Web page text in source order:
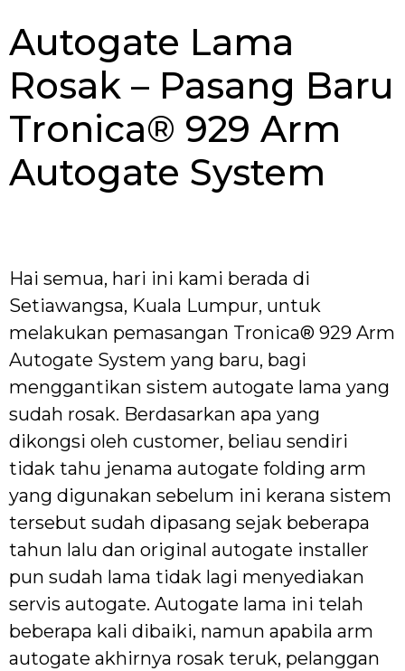
Autogate Lama
Rosak – Pasang Baru
Tronica® 929 Arm
Autogate System
Hai semua, hari ini kami berada di
Setiawangsa, Kuala Lumpur, untuk
melakukan pemasangan Tronica® 929 Arm
Autogate System yang baru, bagi
menggantikan sistem autogate lama yang
sudah rosak. Berdasarkan apa yang
dikongsi oleh customer, beliau sendiri
tidak tahu jenama autogate folding arm
yang digunakan sebelum ini kerana sistem
tersebut sudah dipasang sejak beberapa
tahun lalu dan original autogate installer
pun sudah lama tidak lagi menyediakan
servis autogate. Autogate lama ini telah
beberapa kali dibaiki, namun apabila arm
autogate akhirnya rosak teruk, pelanggan